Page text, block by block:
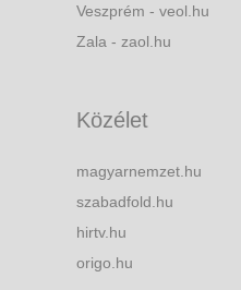
Veszprém - veol.hu
Zala - zaol.hu
Közélet
magyarnemzet.hu
szabadfold.hu
hirtv.hu
origo.hu